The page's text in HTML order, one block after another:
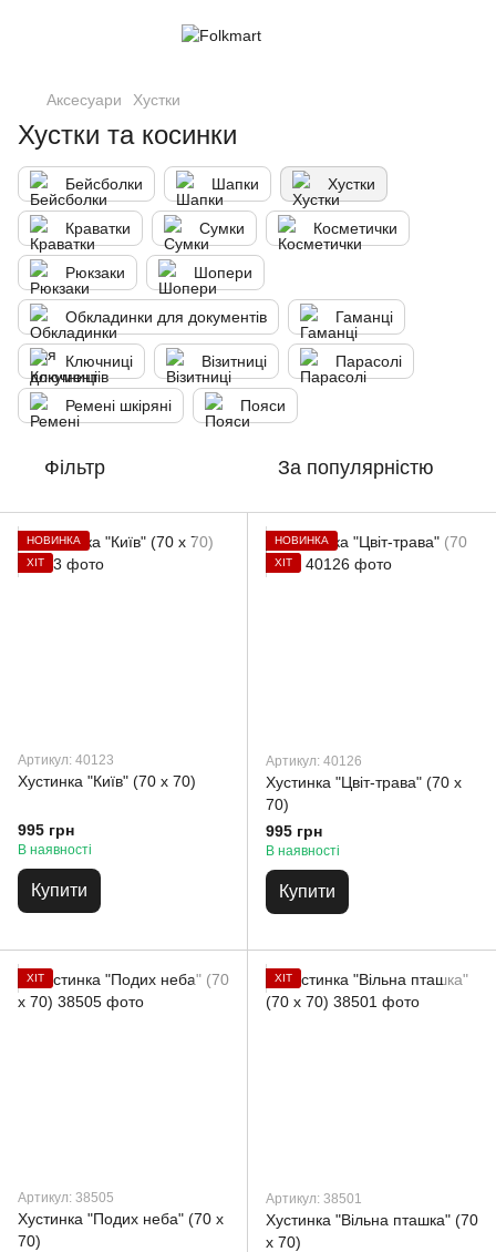
Аксесуари Хустки
Хустки та косинки
Бейсболки Шапки Хустки
Краватки Сумки Косметички
Рюкзаки Шопери
Обкладинки для документів Гаманці
Ключниці Візитниці Парасолі
Ремені шкіряні Пояси
Фільтр За популярністю
НОВИНКА
ХІТ
Артикул: 40123
Хустинка "Київ" (70 х 70)
995 грн
В наявності
Купити
НОВИНКА
ХІТ
Артикул: 40126
Хустинка "Цвіт-трава" (70 х
70)
995 грн
В наявності
Купити
ХІТ
Артикул: 38505
Хустинка "Подих неба" (70 х
70)
ХІТ
Артикул: 38501
Хустинка "Вільна пташка" (70
х 70)